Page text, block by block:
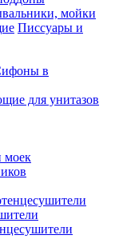
мойки
Писсуары и
в
для унитазов
моек